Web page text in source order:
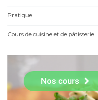
Pratique
Cours de cuisine et de pâtisserie
Nos cours